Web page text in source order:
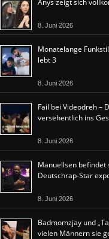
Anys zeigt sich
8. Juni 2026
Monatelange
lebt 3
8. Juni 2026
Fail bei Videodreh –
versehentlich ins
8. Juni 2026
Manuellsen befindet
Deutschrap-Star
8. Juni 2026
Badmomzjay und
vielen Männern sie